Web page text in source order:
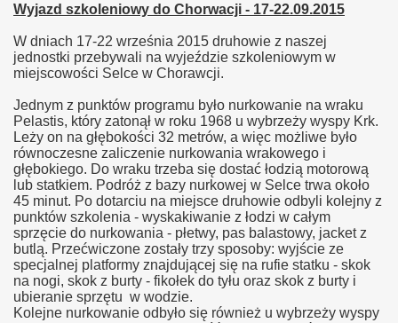
Wyjazd szkoleniowy do Chorwacji - 17-22.09.2015
W dniach 17-22 września 2015 druhowie z naszej
jednostki przebywali na wyjeździe szkoleniowym w
miejscowości Selce w Chorawcji.
Jednym z punktów programu było nurkowanie na wraku
Pelastis, który zatonął w roku 1968 u wybrzeży wyspy Krk.
Leży on na głębokości 32 metrów, a więc możliwe było
równoczesne zaliczenie nurkowania wrakowego i
głębokiego. Do wraku trzeba się dostać łodzią motorową
lub statkiem. Podróż z bazy nurkowej w Selce trwa około
45 minut. Po dotarciu na miejsce druhowie odbyli kolejny z
punktów szkolenia - wyskakiwanie z łodzi w całym
sprzęcie do nurkowania - płetwy, pas balastowy, jacket z
butlą. Przećwiczone zostały trzy sposoby: wyjście ze
specjalnej platformy znajdującej się na rufie statku - skok
na nogi, skok z burty - fikołek do tyłu oraz skok z burty i
ubieranie sprzętu w wodzie.
Kolejne nurkowanie odbyło się również u wybrzeży wyspy